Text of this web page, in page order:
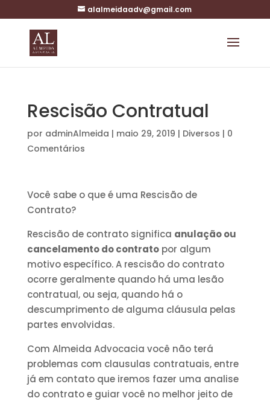
alalmeidaadv@gmail.com
Rescisão Contratual
por adminAlmeida | maio 29, 2019 | Diversos | 0
Comentários
Você sabe o que é uma Rescisão de
Contrato?
Rescisão de contrato significa anulação ou
cancelamento do contratopor algum
motivo específico. A rescisão do contrato
ocorre geralmente quando há uma lesão
contratual, ou seja, quando há o
descumprimento de alguma cláusula pelas
partes envolvidas.
Com Almeida Advocacia você não terá
problemas com clausulas contratuais, entre
já em contato que iremos fazer uma analise
do contrato e guiar você no melhor jeito de